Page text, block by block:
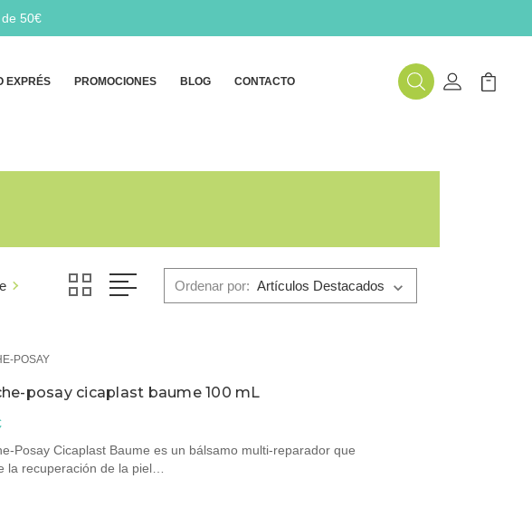
50€
EXPRÉS PROMOCIONES BLOG CONTACTO BuscarMi Cuenta
Mi
Ordenar por:
POSAY
posay cicaplast baume 100 mL
Posay Cicaplast Baume es un bálsamo multi-reparador que
la recuperación de la piel…